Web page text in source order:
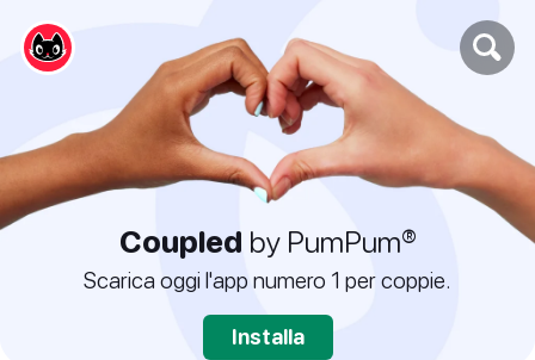
Coupled by PumPum®
Scarica oggi l'app numero 1 per coppie.
Installa